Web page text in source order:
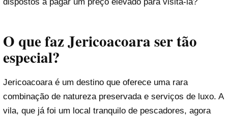
dispostos a pagar um preço elevado para visitá-la?
O que faz Jericoacoara ser tão
especial?
Jericoacoara é um destino que oferece uma rara
combinação de natureza preservada e serviços de luxo. A
vila, que já foi um local tranquilo de pescadores, agora